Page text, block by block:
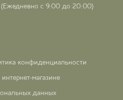
с 9:00 до 20:00)
конфиденциальности
магазине
данных